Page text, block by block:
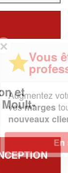
et
?
d'affaireset
de